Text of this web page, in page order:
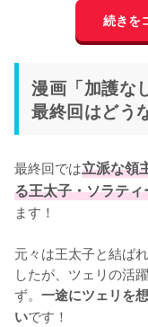
続きを
漫画「加護な
最終回はどう
最終回では立派な領
る王太子・ソラテ
ます！
元々は王太子と結ば
したが、ツェリの活
ず。 一途にツェリを
いです！